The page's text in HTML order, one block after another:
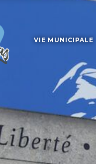
VIE MUNICIPALE